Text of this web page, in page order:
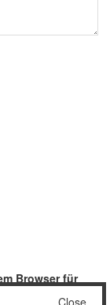
Browser für
Close